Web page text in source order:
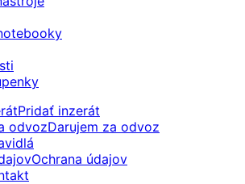
Pridať inzerát
Darujem za odvoz
Ochrana údajov